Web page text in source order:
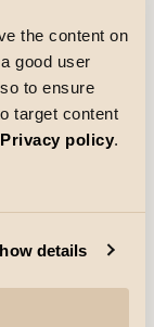
the content on
good user
to ensure
target content
Privacy policy.
details
gesteuert